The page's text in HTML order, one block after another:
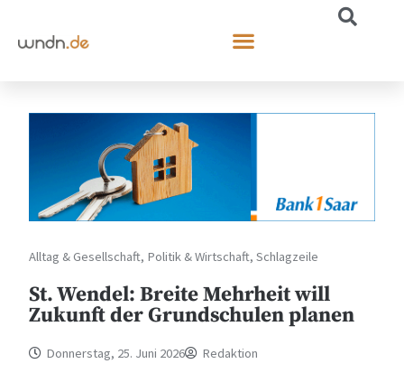
Alltag & Gesellschaft, Politik & Wirtschaft,Schlagzeile
St. Wendel: Breite Mehrheit will
Zukunft der Grundschulen planen
Donnerstag, 25. Juni 2026 Redaktion